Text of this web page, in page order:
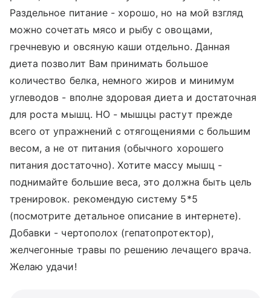
Раздельное питание - хорошо, но на мой взгляд
можно сочетать мясо и рыбу с овощами,
гречневую и овсяную каши отдельно. Данная
диета позволит Вам принимать большое
количество белка, немного жиров и минимум
углеводов - вполне здоровая диета и достаточная
для роста мышц. НО - мышцы растут прежде
всего от упражнений с отягощениями с большим
весом, а не от питания (обычного хорошего
питания достаточно). Хотите массу мышц -
поднимайте большие веса, это должна быть цель
тренировок. рекомендую систему 5*5
(посмотрите детальное описание в интернете).
Добавки - чертополох (гепатопротектор),
желчегонные травы по решению лечащего врача.
Желаю удачи!